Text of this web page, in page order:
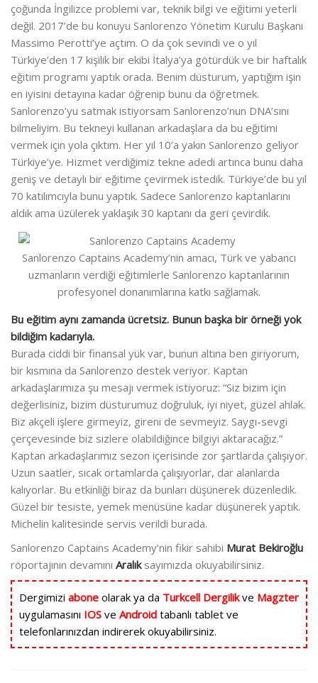
çoğunda İngilizce problemi var, teknik bilgi ve eğitimi yeterli
değil. 2017’de bu konuyu Sanlorenzo Yönetim Kurulu Başkanı
Massimo Perotti’ye açtım. O da çok sevindi ve o yıl
Türkiye’den 17 kişilik bir ekibi İtalya’ya götürdük ve bir haftalık
eğitim programı yaptık orada. Benim düsturum, yaptığım işin
en iyisini detayına kadar öğrenip bunu da öğretmek.
Sanlorenzo’yu satmak istiyorsam Sanlorenzo’nun DNA’sını
bilmeliyim. Bu tekneyi kullanan arkadaşlara da bu eğitimi
vermek için yola çıktım. Her yıl 10’a yakın Sanlorenzo geliyor
Türkiye’ye. Hizmet verdiğimiz tekne adedi artınca bunu daha
geniş ve detaylı bir eğitime çevirmek istedik. Türkiye’de bu yıl
70 katılımcıyla bunu yaptık. Sadece Sanlorenzo kaptanlarını
aldık ama üzülerek yaklaşık 30 kaptanı da geri çevirdik.
Sanlorenzo Captains Academy’nin amacı, Türk ve yabancı
uzmanların verdiği eğitimlerle Sanlorenzo kaptanlarının
profesyonel donanımlarına katkı sağlamak.
Bu eğitim aynı zamanda ücretsiz. Bunun başka bir örneği yok
bildiğim kadarıyla.
Burada ciddi bir finansal yük var, bunun altına ben giriyorum,
bir kısmına da Sanlorenzo destek veriyor. Kaptan
arkadaşlarımıza şu mesajı vermek istiyoruz: “Siz bizim için
değerlisiniz, bizim düsturumuz doğruluk, iyi niyet, güzel ahlak.
Biz akçeli işlere girmeyiz, gireni de sevmeyiz. Saygı-sevgi
çerçevesinde biz sizlere olabildiğince bilgiyi aktaracağız.”
Kaptan arkadaşlarımız sezon içerisinde zor şartlarda çalışıyor.
Uzun saatler, sıcak ortamlarda çalışıyorlar, dar alanlarda
kalıyorlar. Bu etkinliği biraz da bunları düşünerek düzenledik.
Güzel bir tesiste, yemek menüsüne kadar düşünerek yaptık.
Michelin kalitesinde servis verildi burada.
Sanlorenzo Captains Academy’nin fikir sahibi Murat Bekiroğlu
röportajının devamını Aralıksayımızda okuyabilirsiniz.
Dergimizi abone olarak ya da Turkcell Dergilikve Magzter
uygulamasını IOS ve Android tabanlı tablet ve
telefonlarınızdan indirerek okuyabilirsiniz.